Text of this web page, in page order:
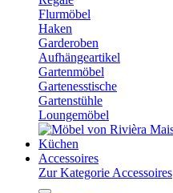
Flurmöbel
Haken
Garderoben
Aufhängeartikel
Gartenmöbel
Gartenesstische
Gartenstühle
Loungemöbel
Küchen
Accessoires
Zur Kategorie Accessoires